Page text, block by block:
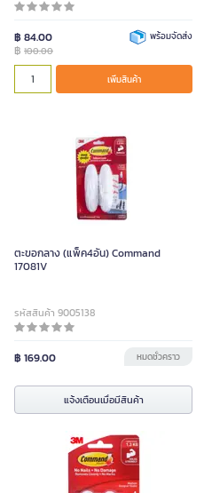
฿ 84.00
฿ 100.00
พร้อมจัดส่ง
เพิ่มสินค้า
ตะขอกลาง (แพ็ค4อัน) Command
17081V
รหัสสินค้า 9005138
฿ 169.00 หมดชั่วคราว
แจ้งเตือนเมื่อมีสินค้า